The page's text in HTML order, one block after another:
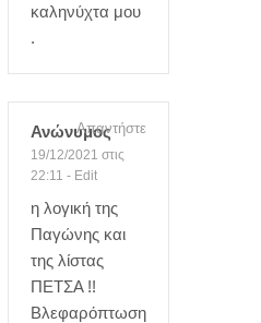
καληνύχτα μου
.
Ανώνυμος
19/12/2021 στις
22:11 - Edit
Απαντήστε
η λογική της
Παγώνης και
της λίστας
ΠΕΤΣΑ !!
Βλεφαρόπτωση